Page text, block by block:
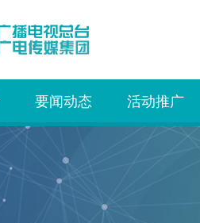
要闻动态 活动推广